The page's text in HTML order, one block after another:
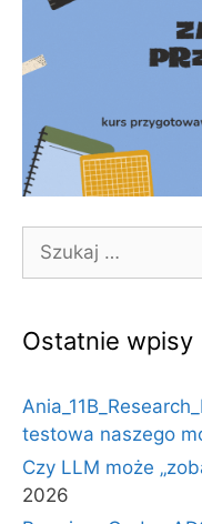
Szukaj:
Ostatnie wpisy
testowa naszego
Czy LLM może
2026